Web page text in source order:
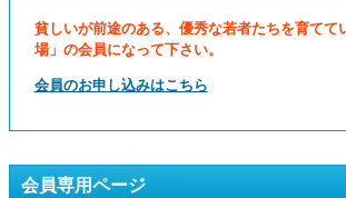
貧しいが前途のある、優秀な若者たちを育てて
場」の会員になって下さい。
会員のお申し込みはこちら
会員専用ページ